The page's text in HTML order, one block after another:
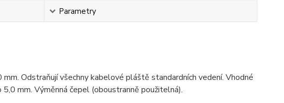
Parametry
Odstraňují všechny kabelové pláště standardních vedení. Vhodné
mm. Výměnná čepel (oboustranně použitelná).